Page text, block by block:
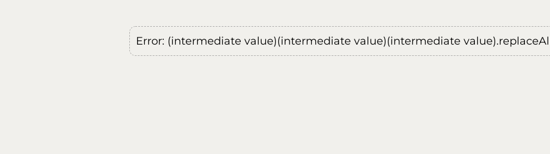
Error: (intermediate value)(intermediate value)(intermediate